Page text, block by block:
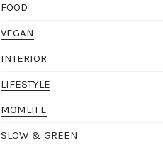
FOOD
VEGAN
INTERIOR
LIFESTYLE
MOMLIFE
SLOW & GREEN